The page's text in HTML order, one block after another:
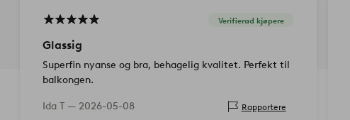
Verifierad kjøpere
Glassig
Superfin nyanse og bra, behagelig kvalitet. Perfekt til
balkongen.
Ida T — 2026-05-08 Rapportere